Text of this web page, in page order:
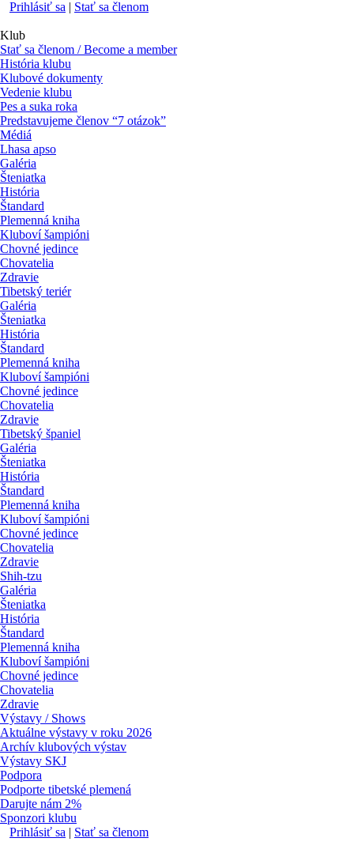
Prihlásiť sa | Stať sa členom
Klub
Stať sa členom / Become a member
História klubu
Klubové dokumenty
Vedenie klubu
Pes a suka roka
Predstavujeme členov “7 otázok”
Médiá
Lhasa apso
Galéria
Šteniatka
História
Štandard
Plemenná kniha
Kluboví šampióni
Chovné jedince
Chovatelia
Zdravie
Tibetský teriér
Galéria
Šteniatka
História
Štandard
Plemenná kniha
Kluboví šampióni
Chovné jedince
Chovatelia
Zdravie
Tibetský španiel
Galéria
Šteniatka
História
Štandard
Plemenná kniha
Kluboví šampióni
Chovné jedince
Chovatelia
Zdravie
Shih-tzu
Galéria
Šteniatka
História
Štandard
Plemenná kniha
Kluboví šampióni
Chovné jedince
Chovatelia
Zdravie
Výstavy / Shows
Aktuálne výstavy v roku 2026
Archív klubových výstav
Výstavy SKJ
Podpora
Podporte tibetské plemená
Darujte nám 2%
Sponzori klubu
Prihlásiť sa | Stať sa členom